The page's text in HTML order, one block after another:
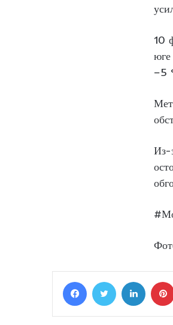
10
−5
Из-
FacebookTwitter LinkedIn